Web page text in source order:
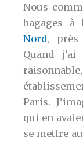
Nous
bagages à
Nord, près
Quand
Paris.
qui en
se mettre